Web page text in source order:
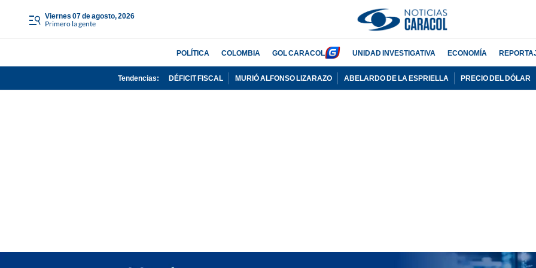
viernes 07 de agosto, 2026
Primero la gente
POLÍTICA COLOMBIA GOL CARACOL UNIDAD INVESTIGATIVA ECONOMÍA
Tendencias: DÉFICIT FISCAL MURIÓ ALFONSO LIZARAZO ABELARDO DE LA ESPRIELLA PRECIO DEL DÓLAR